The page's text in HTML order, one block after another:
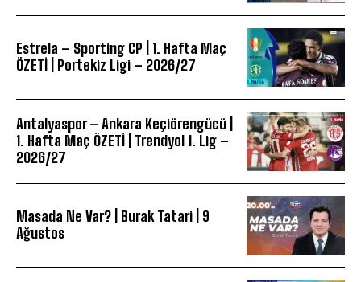
Estrela – Sporting CP | 1. Hafta Maç
ÖZETİ | Portekiz Ligi – 2026/27
Antalyaspor – Ankara Keçiörengücü |
1. Hafta Maç ÖZETİ | Trendyol 1. Lig –
2026/27
Masada Ne Var? | Burak Tatari | 9
Ağustos